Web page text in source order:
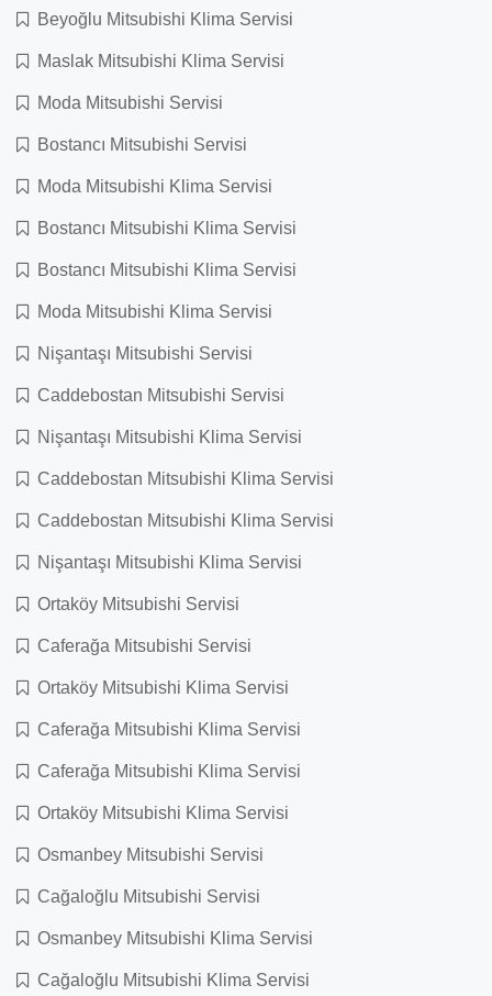
Beyoğlu Mitsubishi Klima Servisi
Maslak Mitsubishi Klima Servisi
Moda Mitsubishi Servisi
Bostancı Mitsubishi Servisi
Moda Mitsubishi Klima Servisi
Bostancı Mitsubishi Klima Servisi
Bostancı Mitsubishi Klima Servisi
Moda Mitsubishi Klima Servisi
Nişantaşı Mitsubishi Servisi
Caddebostan Mitsubishi Servisi
Nişantaşı Mitsubishi Klima Servisi
Caddebostan Mitsubishi Klima Servisi
Caddebostan Mitsubishi Klima Servisi
Nişantaşı Mitsubishi Klima Servisi
Ortaköy Mitsubishi Servisi
Caferağa Mitsubishi Servisi
Ortaköy Mitsubishi Klima Servisi
Caferağa Mitsubishi Klima Servisi
Caferağa Mitsubishi Klima Servisi
Ortaköy Mitsubishi Klima Servisi
Osmanbey Mitsubishi Servisi
Cağaloğlu Mitsubishi Servisi
Osmanbey Mitsubishi Klima Servisi
Cağaloğlu Mitsubishi Klima Servisi